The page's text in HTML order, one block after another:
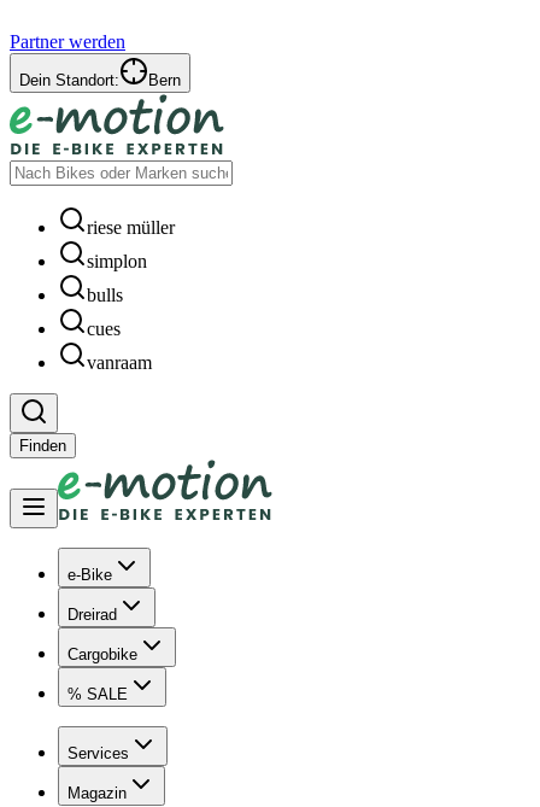
Partner werden
Dein Standort: Bern
riese müller
simplon
bulls
cues
vanraam
Finden
e-Bike
Dreirad
Cargobike
% SALE
Services
Magazin